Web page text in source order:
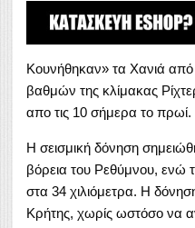
Κουνήθηκαν» τα Χανιά από
βαθμών της κλίμακας
απο τις 10 σήμερα το πρωί.
Η σεισμική δόνηση
βόρεια του Ρεθύμνου, ενώ
στα 34 χιλιόμετρα. Η
Κρήτης, χωρίς ωστόσο να